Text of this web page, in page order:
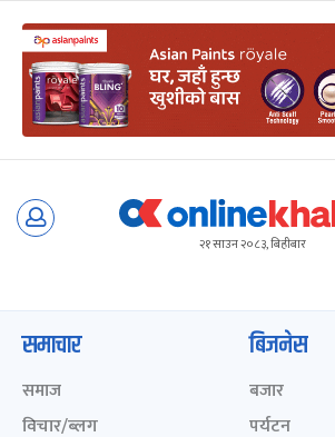
Skip
२१ साउन २०८३, बिहीबार
समाचार
समाज
विचार/ब्लग
बिजनेस
बजार
पर्यटन